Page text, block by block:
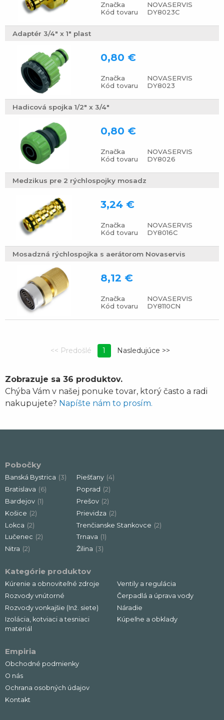
Značka
NOVASERVIS
Kód tovaru
DY8023C
Adaptér 3/4" x 1" plast
Značka
NOVASERVIS
Kód tovaru
DY8023
0,80 €
Hadicová spojka 1/2" x 3/4"
Značka
NOVASERVIS
Kód tovaru
DY8026
0,80 €
Medzikus pre 2 rýchlospojky mosadz
Značka
NOVASERVIS
Kód tovaru
DY8016C
3,24 €
Mosadzná rýchlospojka s aerátorom Novaservis
Značka
NOVASERVIS
Kód tovaru
DY8110CN
8,12 €
1
Zobrazuje sa 36 produktov.
Chýba Vám v našej ponuke tovar, ktorý často a radi
nakupujete? Napíšte nám to prosím.
Pobočky
Banská Bystrica (3)
Bratislava (6)
Bardejov (1)
Košice (2)
Lokca (2)
Lučenec (2)
Nitra (2)
Piešťany (4)
Poprad (2)
Prešov (2)
Prievidza (2)
Trenčianske Stankovce (2)
Trnava (1)
Žilina (3)
Kategórie produktov
Kúrenie a obnoviteľné zdroje
Rozvody vnútorné
Rozvody vonkajšie (Inž. siete)
Izolácia, kotviaci a tesniaci
materiál
Ventily a regulácia
Čerpadlá a úprava vody
Náradie
Kúpeľne a obklady
Empiria
Obchodné podmienky
O nás
Ochrana osobných údajov
Kontakt